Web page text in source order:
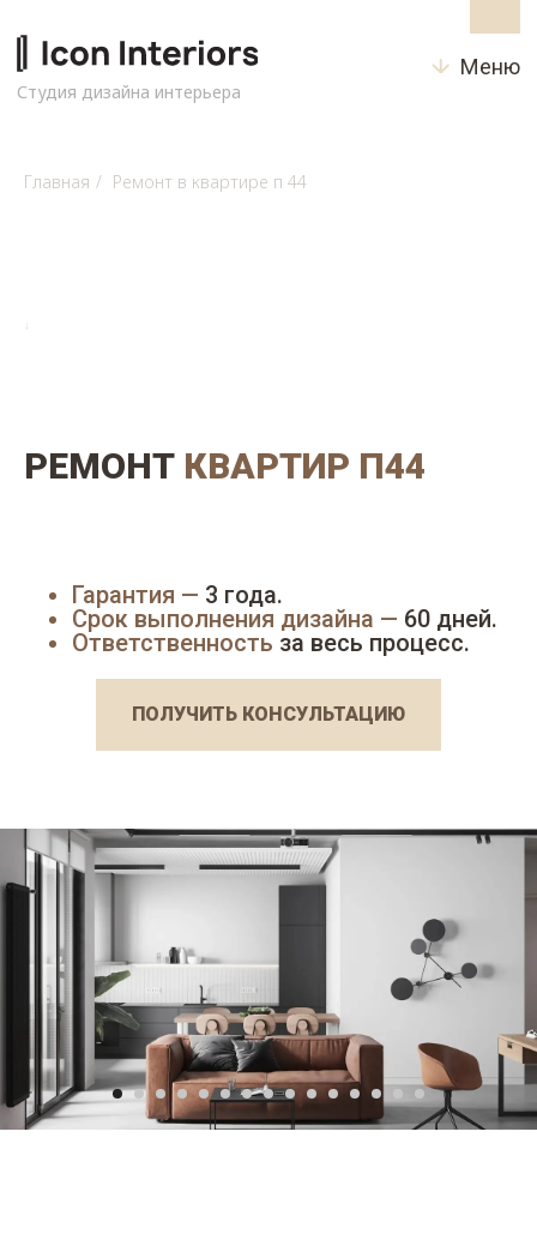
Студия дизайна интерьера
Главная / Ремонт в квартире п 44
↓
РЕМОНТ КВАРТИР П44
Гарантия — 3 года.
Срок выполнения дизайна — 60 дней.
Ответственность за весь процесс.
ПОЛУЧИТЬ КОНСУЛЬТАЦИЮ